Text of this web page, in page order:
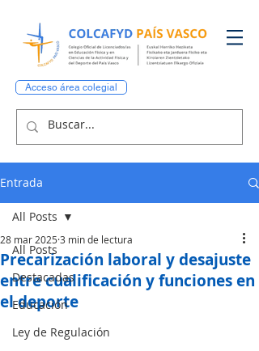
Acceso área colegial
Entrada
All Posts
Destacadas
Educación
Ley de Regulación
All Posts
Precarización laboral y desajuste
entre cualificación y funciones en
el deporte
28 mar 2025 3 min de lectura